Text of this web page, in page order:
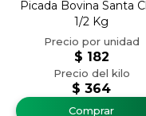
Picada Bovina Santa
1/2 Kg
$ 364
$ 182